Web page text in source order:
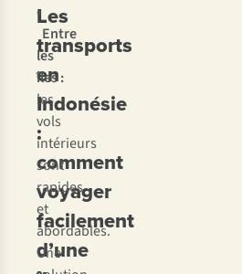
Les
transports
en
Indonésie
:
comment
voyager
facilement
d’une
•
Entre
les
îles :
les
vols
intérieurs
sont
rapides
et
abordables.
Une